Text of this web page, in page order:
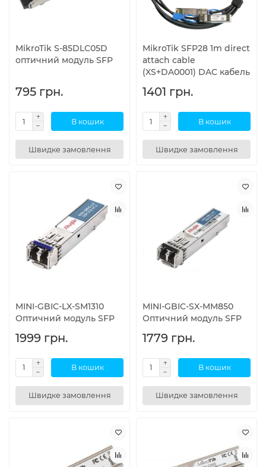
MikroTik S-85DLC05D
оптичний модуль SFP
795 грн.
В кошик
Швидке замовлення
MikroTik SFP28 1m direct
attach cable
(XS+DA0001) DAC кабель
1401 грн.
В кошик
Швидке замовлення
MINI-GBIC-LX-SM1310
Оптичний модуль SFP
1999 грн.
В кошик
Швидке замовлення
MINI-GBIC-SX-MM850
Оптичний модуль SFP
1779 грн.
В кошик
Швидке замовлення